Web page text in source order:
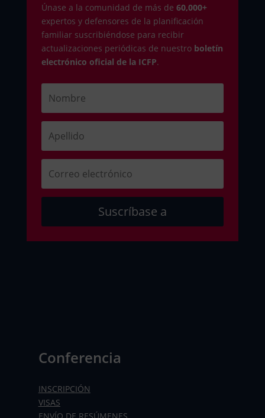
Únase a la comunidad de más de 60,000+
expertos y defensores de la planificación
familiar suscribiéndose para recibir
actualizaciones periódicas de nuestro boletín
electrónico oficial de la ICFP.
Suscríbase a
Conferencia
INSCRIPCIÓN
VISAS